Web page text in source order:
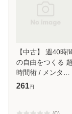
【中古】 週40時
の自由をつくる 超
時間術 / メンタリ
ストDaiGo / 実務
261円